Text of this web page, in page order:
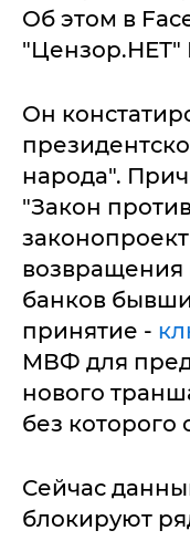
Об этом в
"Цензор.НЕТ"
Он
народа".
"Закон
банков
принятие -
МВФ для
нового
без которого
Сейчас
блокируют